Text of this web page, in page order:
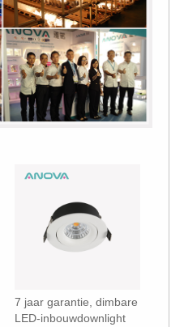
7 jaar garantie, dimbare
LED-inbouwdownlight